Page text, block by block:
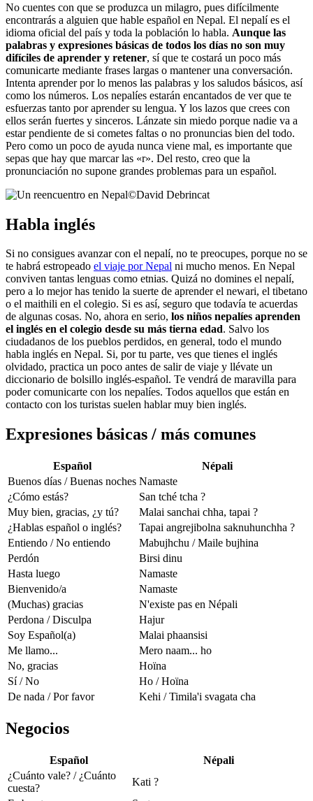
No cuentes con que se produzca un milagro, pues difícilmente
encontrarás a alguien que hable español en Nepal. El nepalí es el
idioma oficial del país y toda la población lo habla. Aunque las
palabras y expresiones básicas de todos los días no son muy
difíciles de aprender y retener, sí que te costará un poco más
comunicarte mediante frases largas o mantener una conversación.
Intenta aprender por lo menos las palabras y los saludos básicos, así
como los números. Los nepalíes estarán encantados de ver que te
esfuerzas tanto por aprender su lengua. Y los lazos que crees con
ellos serán fuertes y sinceros. Lánzate sin miedo porque nadie va a
estar pendiente de si cometes faltas o no pronuncias bien del todo.
Pero como un poco de ayuda nunca viene mal, es importante que
sepas que hay que marcar las «r». Del resto, creo que la
pronunciación no supone grandes problemas para un español.
©David Debrincat
Habla inglés
Si no consigues avanzar con el nepalí, no te preocupes, porque no se
te habrá estropeado el viaje por Nepal ni mucho menos. En Nepal
conviven tantas lenguas como etnias. Quizá no domines el nepalí,
pero a lo mejor has tenido la suerte de aprender el newari, el tibetano
o el maithili en el colegio. Si es así, seguro que todavía te acuerdas
de algunas cosas. No, ahora en serio, los niños nepalíes aprenden
el inglés en el colegio desde su más tierna edad. Salvo los
ciudadanos de los pueblos perdidos, en general, todo el mundo
habla inglés en Nepal. Si, por tu parte, ves que tienes el inglés
olvidado, practica un poco antes de salir de viaje y llévate un
diccionario de bolsillo inglés-español. Te vendrá de maravilla para
poder comunicarte con los nepalíes. Todos aquellos que están en
contacto con los turistas suelen hablar muy bien inglés.
Expresiones básicas / más comunes
Español
Népali
Buenos días / Buenas noches Namaste
¿Cómo estás?
San tché tcha ?
Muy bien, gracias, ¿y tú?
Malai sanchai chha, tapai ?
¿Hablas español o inglés?
Tapai angrejibolna saknuhunchha ?
Entiendo / No entiendo
Mabujhchu / Maile bujhina
Perdón
Birsi dinu
Hasta luego
Namaste
Bienvenido/a
Namaste
(Muchas) gracias
N'existe pas en Népali
Perdona / Disculpa
Hajur
Soy Español(a)
Malai phaansisi
Me llamo...
Mero naam... ho
No, gracias
Hoïna
Sí / No
Ho / Hoïna
De nada / Por favor
Kehi / Timila'i svagata cha
Negocios
Español
Népali
¿Cuánto vale? / ¿Cuánto
cuesta?
Kati ?